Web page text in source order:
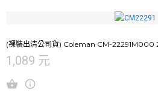
(裸裝出清公司貨) Coleman CM-22291M000
1,089 元